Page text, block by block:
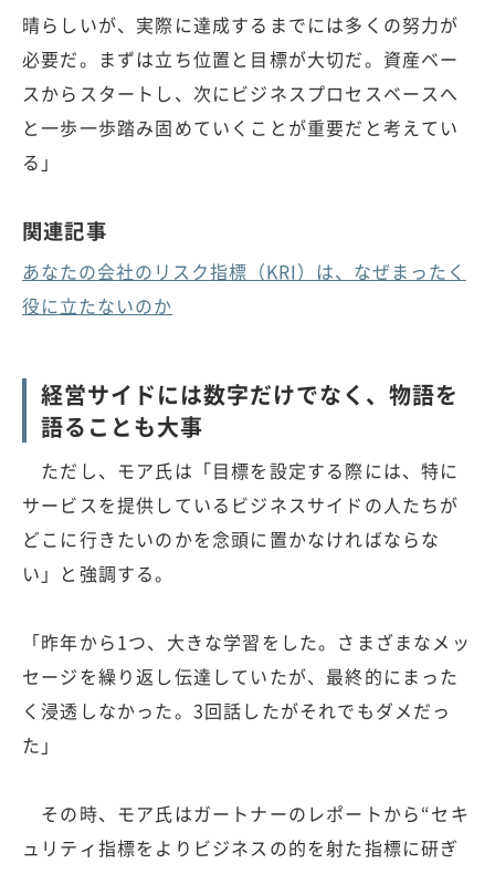
晴らしいが、実際に達成するまでには多くの努力が
必要だ。まずは立ち位置と目標が大切だ。資産ベー
スからスタートし、次にビジネスプロセスベースへ
と一歩一歩踏み固めていくことが重要だと考えてい
る」
関連記事
あなたの会社のリスク指標（KRI）は、なぜまったく
役に立たないのか
経営サイドには数字だけでなく、物語を
語ることも大事
ただし、モア氏は「目標を設定する際には、特に
サービスを提供しているビジネスサイドの人たちが
どこに行きたいのかを念頭に置かなければならな
い」と強調する。
「昨年から1つ、大きな学習をした。さまざまなメッ
セージを繰り返し伝達していたが、最終的にまった
く浸透しなかった。3回話したがそれでもダメだっ
た」
その時、モア氏はガートナーのレポートから“セキ
ュリティ指標をよりビジネスの的を射た指標に研ぎ